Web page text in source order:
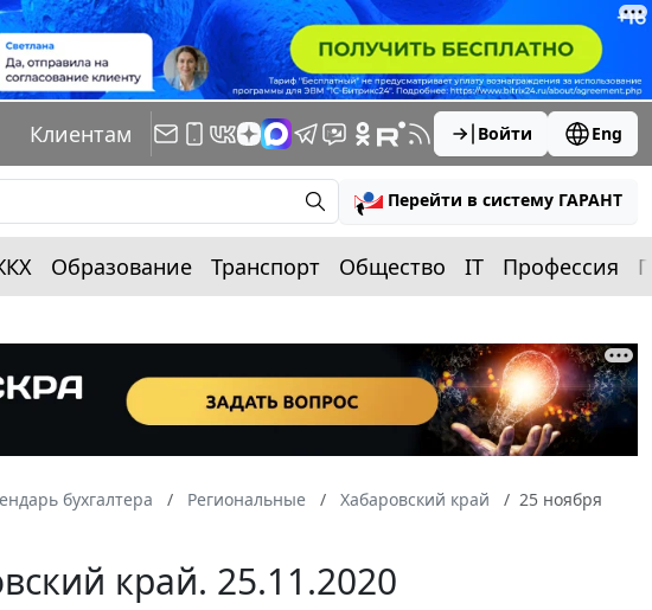
Клиентам Войти Eng
Перейти в систему ГАРАНТ
Образование Транспорт Общество IT Профессия
бухгалтера Региональные Хабаровский край
25 ноября
край. 25.11.2020